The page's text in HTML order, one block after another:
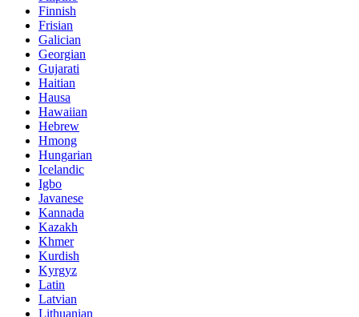
Finnish
Frisian
Galician
Georgian
Gujarati
Haitian
Hausa
Hawaiian
Hebrew
Hmong
Hungarian
Icelandic
Igbo
Javanese
Kannada
Kazakh
Khmer
Kurdish
Kyrgyz
Latin
Latvian
Lithuanian